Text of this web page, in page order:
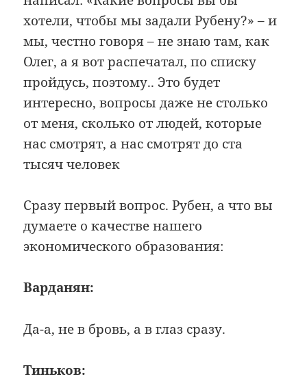
хотели, чтобы мы задали Рубену?» – и
мы, честно говоря – не знаю там, как
Олег, а я вот распечатал, по списку
пройдусь, поэтому.. Это будет
интересно, вопросы даже не столько
от меня, сколько от людей, которые
нас смотрят, а нас смотрят до ста
тысяч человек
Сразу первый вопрос. Рубен, а что вы
думаете о качестве нашего
экономического образования:
Варданян:
Да-а, не в бровь, а в глаз сразу.
Тиньков: